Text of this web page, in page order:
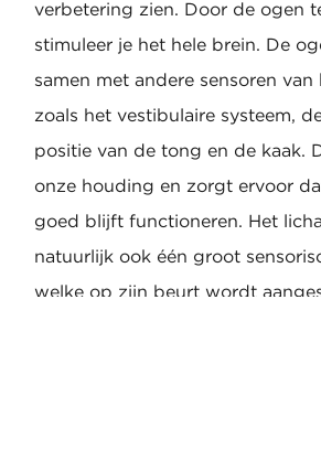
verbetering zien. Door de ogen
stimuleer je het hele brein. De
samen met andere sensoren van
zoals het vestibulaire systeem,
positie van de tong en de kaak.
onze houding en zorgt ervoor
goed blijft functioneren. Het
natuurlijk ook één groot
welke op zijn beurt wordt